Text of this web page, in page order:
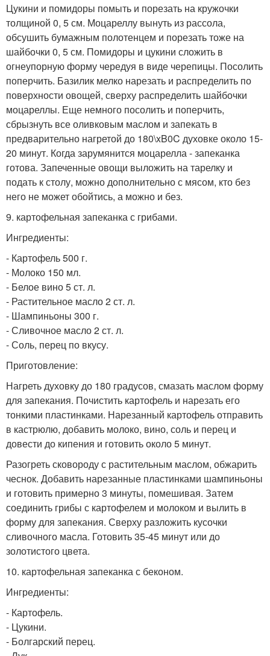
Цукини и помидоры помыть и порезать на кружочки
толщиной 0, 5 см. Моцареллу вынуть из рассола,
обсушить бумажным полотенцем и порезать тоже на
шайбочки 0, 5 см. Помидоры и цукини сложить в
огнеупорную форму чередуя в виде черепицы. Посолить
поперчить. Базилик мелко нарезать и распределить по
поверхности овощей, сверху распределить шайбочки
моцареллы. Еще немного посолить и поперчить,
сбрызнуть все оливковым маслом и запекать в
предварительно нагретой до 180\xB0C духовке около 15-
20 минут. Когда зарумянится моцарелла - запеканка
готова. Запеченные овощи выложить на тарелку и
подать к столу, можно дополнительно с мясом, кто без
него не может обойтись, а можно и без.
9. картофельная запеканка с грибами.
Ингредиенты:
- Картофель 500 г.
- Молоко 150 мл.
- Белое вино 5 ст. л.
- Растительное масло 2 ст. л.
- Шампиньоны 300 г.
- Сливочное масло 2 ст. л.
- Соль, перец по вкусу.
Приготовление:
Нагреть духовку до 180 градусов, смазать маслом форму
для запекания. Почистить картофель и нарезать его
тонкими пластинками. Нарезанный картофель отправить
в кастрюлю, добавить молоко, вино, соль и перец и
довести до кипения и готовить около 5 минут.
Разогреть сковороду с растительным маслом, обжарить
чеснок. Добавить нарезанные пластинками шампиньоны
и готовить примерно 3 минуты, помешивая. Затем
соединить грибы с картофелем и молоком и вылить в
форму для запекания. Сверху разложить кусочки
сливочного масла. Готовить 35-45 минут или до
золотистого цвета.
10. картофельная запеканка с беконом.
Ингредиенты:
- Картофель.
- Цукини.
- Болгарский перец.